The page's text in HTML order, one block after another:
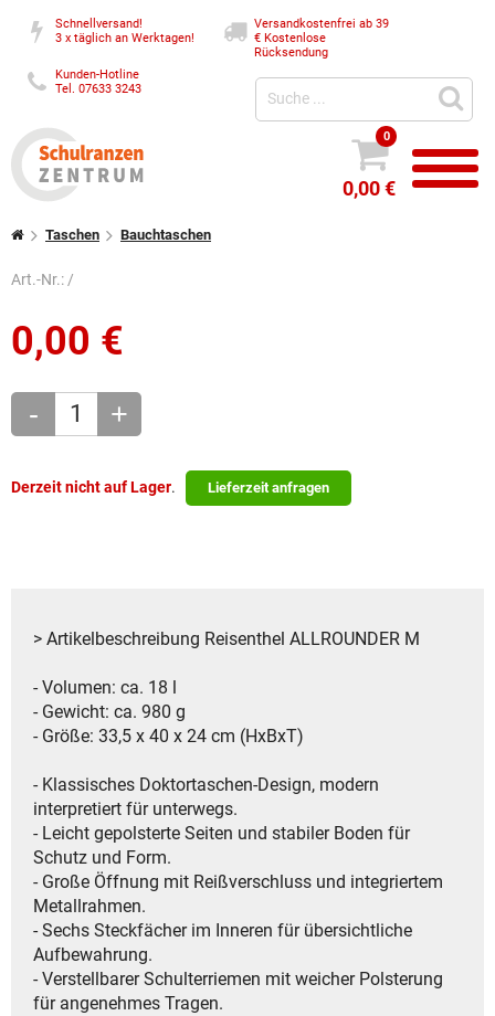
Schnellversand!
3 x täglich an Werktagen!
Versandkostenfrei ab 39
€Kostenlose
Rücksendung
Kunden-Hotline
Tel. 07633 3243
0
0,00 €
Taschen Bauchtaschen
Art.-Nr.:/
0,00 €
- +
Derzeit nicht auf Lager. Lieferzeit anfragen
> Artikelbeschreibung Reisenthel ALLROUNDER M
- Volumen: ca. 18 l
- Gewicht: ca. 980 g
- Größe: 33,5 x 40 x 24 cm (HxBxT)
- Klassisches Doktortaschen-Design, modern
interpretiert für unterwegs.
- Leicht gepolsterte Seiten und stabiler Boden für
Schutz und Form.
- Große Öffnung mit Reißverschluss und integriertem
Metallrahmen.
- Sechs Steckfächer im Inneren für übersichtliche
Aufbewahrung.
- Verstellbarer Schulterriemen mit weicher Polsterung
für angenehmes Tragen.